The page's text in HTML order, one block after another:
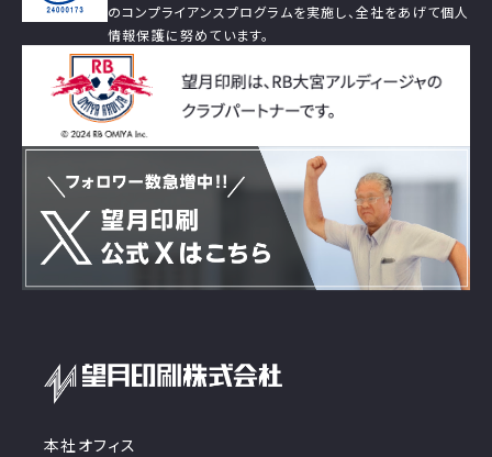
のコンプライアンスプログラムを実施し、全社をあげて個人
情報保護に努めています。
本社オフィス